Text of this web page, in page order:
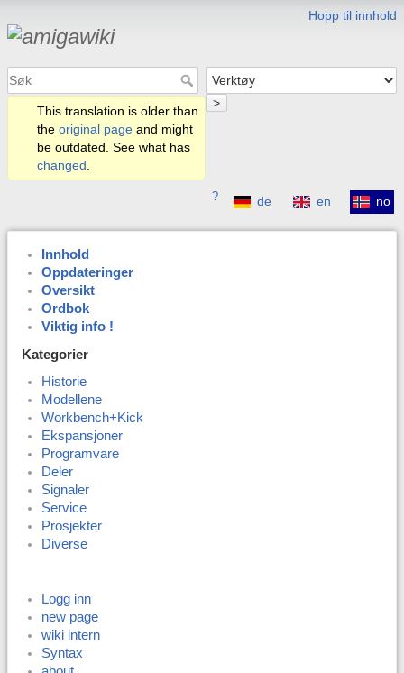
Hopp til innhold
>
This translation is older than
the original page and might
be outdated. See what has
changed
? de en no
Innhold
Oppdateringer
Oversikt
Ordbok
Viktig info !
Kategorier
Historie
Modellene
Workbench+Kick
Ekspansjoner
Programvare
Deler
Signaler
Service
Prosjekter
Diverse
Logg inn
new page
wiki intern
Syntax